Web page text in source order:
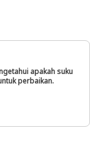
apakah suku
perbaikan.